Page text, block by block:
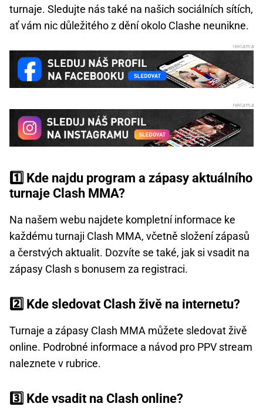
turnaje. Sledujte nás také na našich sociálních sítích,
ať vám nic důležitého z dění okolo Clashe neunikne.
1️⃣ Kde najdu program a zápasy aktuálního
turnaje Clash MMA?
Na našem webu najdete kompletní informace ke
každému turnaji Clash MMA, včetně složení zápasů
a čerstvých aktualit. Dozvíte se také, jak si vsadit na
zápasy Clash s bonusem za registraci.
2️⃣ Kde sledovat Clash živě na internetu?
Turnaje a zápasy Clash MMA můžete sledovat živě
online. Podrobné informace a návod pro PPV stream
naleznete v rubrice.
3️⃣ Kde vsadit na Clash online?